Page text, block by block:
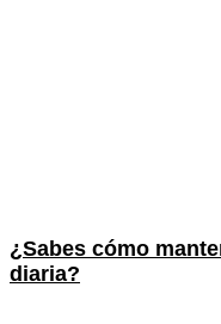
¿Sabes cómo
diaria?